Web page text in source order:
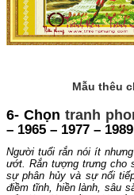
Mẫu thêu
6- Chọn tranh
– 1965 – 1977 –
Người tuổi rắn nói ít
ướt. Rắn tượng trưng cho
sự phân hủy và sự nối
điềm tĩnh, hiền lành, sâu